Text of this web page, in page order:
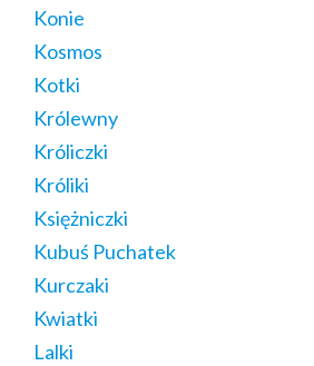
Konie
Kosmos
Kotki
Królewny
Króliczki
Króliki
Księżniczki
Kubuś Puchatek
Kurczaki
Kwiatki
Lalki